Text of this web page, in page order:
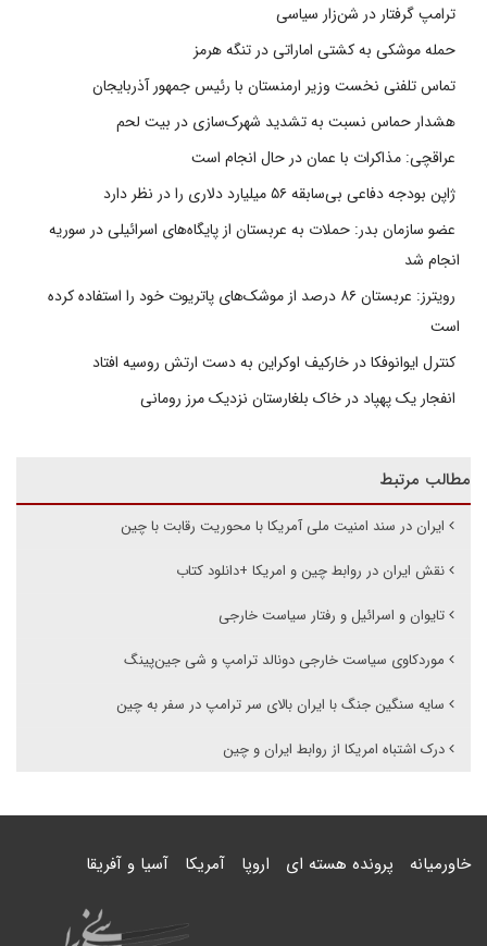
ترامپ گرفتار در شن‌زار سیاسی
حمله موشکی به کشتی اماراتی در تنگه هرمز
تماس تلفنی نخست وزیر ارمنستان با رئیس جمهور آذربایجان
هشدار حماس نسبت به تشدید شهرک‌سازی در بیت‌ لحم
عراقچی: مذاکرات با عمان در حال انجام است
ژاپن بودجه دفاعی بی‌سابقه ۵۶ میلیارد دلاری را در نظر دارد
عضو سازمان بدر: حملات به عربستان از پایگاه‌های اسرائیلی در سوریه
انجام شد
رویترز: عربستان ۸۶ درصد از موشک‌های پاتریوت خود را استفاده کرده
است
کنترل ایوانوفکا در خارکیف اوکراین به دست ارتش روسیه افتاد
انفجار یک پهپاد در خاک بلغارستان نزدیک مرز رومانی
مطالب مرتبط
ایران در سند امنیت ملی آمریکا با محوریت رقابت با چین
نقش ایران در روابط چین و امریکا +دانلود کتاب
تایوان و اسرائیل و رفتار سیاست خارجی
موردکاوی سیاست خارجی دونالد ترامپ و شی جین‌پینگ
سایه سنگین جنگ با ایران بالای سر ترامپ در سفر به چین
درک اشتباه امریکا از روابط ایران و چین
خاورمیانه پرونده هسته ای اروپا آمریکا آسیا و آفریقا